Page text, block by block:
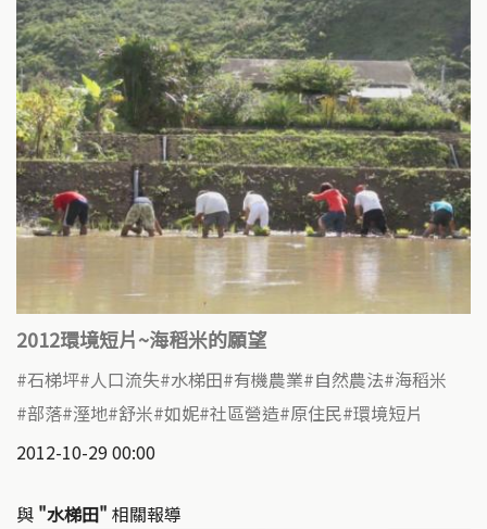
2012環境短片~海稻米的願望
石梯坪 人口流失 水梯田 有機農業 自然農法 海稻米
部落 溼地 舒米 如妮 社區營造 原住民 環境短片
2012-10-29 00:00
與 "水梯田" 相關報導